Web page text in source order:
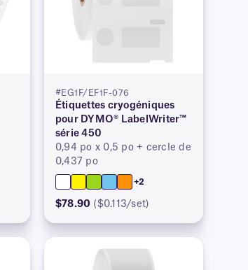
#EG1F/EF1F-076
Étiquettes cryogéniques
pour DYMO® LabelWriter™
série 450
0,94 po x 0,5 po + cercle de
0,437 po
+2
$78.90 ($0.113/set)